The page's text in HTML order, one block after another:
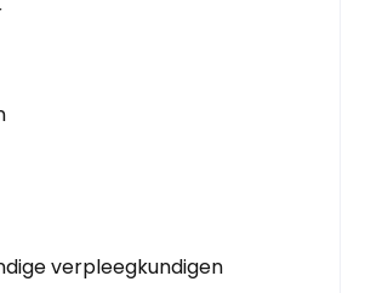
verpleegkundigen